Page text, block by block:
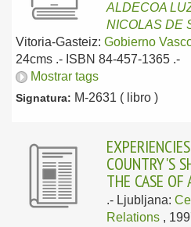
ALDECOA
NICOLAS DE
Vitoria-Gasteiz: Gobierno
24cms .- ISBN 84-457-1365 .-
Mostrar tags
Signatura: M-2631 ( libro )
COUNTRY'S
THE CASE OF
.- Ljubljana:
Relations ,